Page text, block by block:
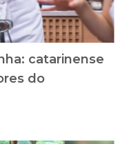
catarinense
do